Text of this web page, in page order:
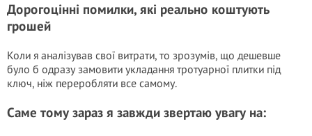
Дорогоцінні помилки, які реально коштують
грошей
Коли я аналізував свої витрати, то зрозумів, що дешевше
було б одразу замовити укладання тротуарної плитки під
ключ, ніж переробляти все самому.
Саме тому зараз я завжди звертаю увагу на: